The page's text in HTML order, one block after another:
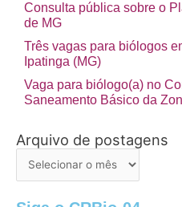
Consulta pública sobre o
de MG
Três vagas para biólogos
Ipatinga (MG)
Vaga para biólogo(a) no
Saneamento Básico da
Arquivo de postagens
Arquivo